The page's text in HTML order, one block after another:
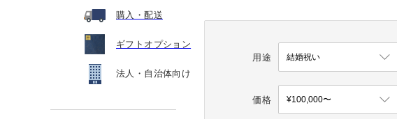
購入・配送
ギフトオプション
法人・自治体向け
用途
価格